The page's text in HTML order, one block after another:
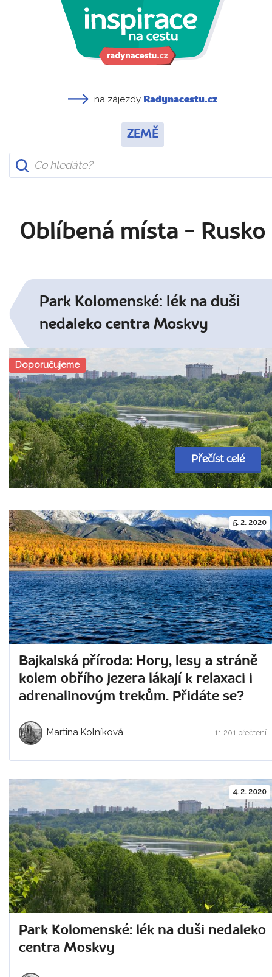
na zájezdy Radynacestu.cz
ZEMĚ
Oblíbená místa - Rusko
Park Kolomenské: lék na duši
nedaleko centra Moskvy
Doporučujeme
Přečíst celé
5. 2. 2020
Bajkalská příroda: Hory, lesy a stráně
kolem obřího jezera lákají k relaxaci i
adrenalinovým trekům. Přidáte se?
Martina Kolníková 11.201 přečtení
4. 2. 2020
Park Kolomenské: lék na duši nedaleko
centra Moskvy